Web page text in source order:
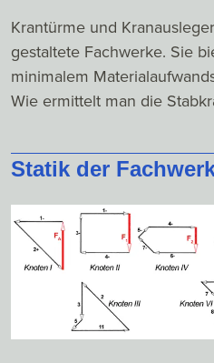
Krantürme und
gestaltete Fachwerke. Sie
minimalem
Wie ermittelt man die
Statik der